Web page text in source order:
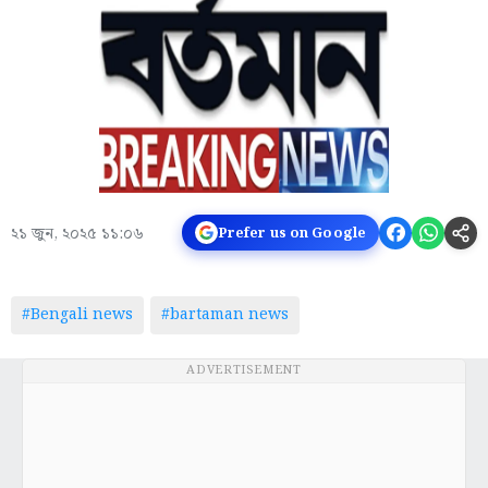
২১ জুন, ২০২৫ ১১:০৬ Prefer us on Google
#Bengali news #bartaman news
ADVERTISEMENT